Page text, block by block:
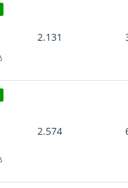
2.131
2.574